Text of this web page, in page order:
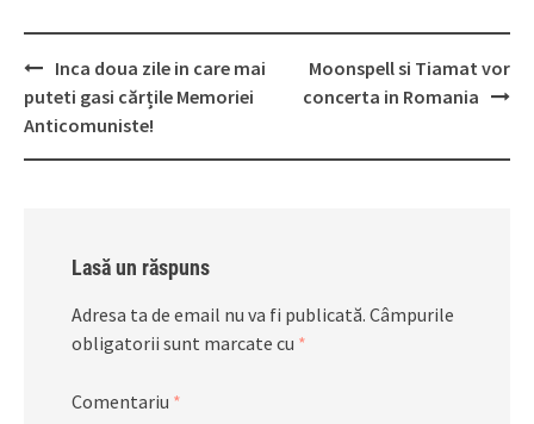
Post
navigation
Inca doua zile in care mai
puteti gasi cărțile Memoriei
Anticomuniste!
Moonspell si Tiamat vor
concerta in Romania
Lasă un răspuns
Adresa ta de email nu va fi publicată. Câmpurile
obligatorii sunt marcate cu *
Comentariu *